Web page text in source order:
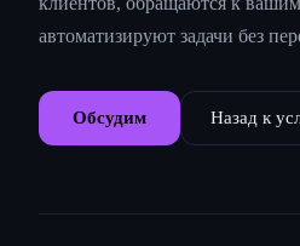
автоматизируют задачи без
Обсудим Назад к